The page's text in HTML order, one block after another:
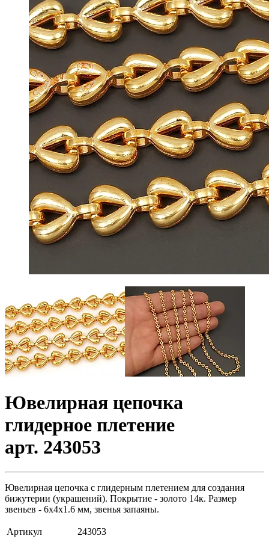
Ювелирная цепочка
глидерное плетение
арт. 243053
Ювелирная цепочка с глидерным плетением для создания
бижутерии (украшений). Покрытие - золото 14к. Размер
звеньев - 6х4х1.6 мм, звенья запаяны.
Артикул 243053